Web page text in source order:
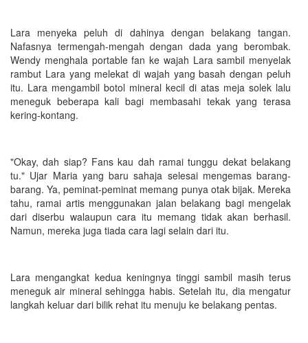
Lara menyeka peluh di dahinya dengan belakang tangan.
Nafasnya termengah-mengah dengan dada yang berombak.
Wendy menghala portable fan ke wajah Lara sambil menyelak
rambut Lara yang melekat di wajah yang basah dengan peluh
itu. Lara mengambil botol mineral kecil di atas meja solek lalu
meneguk beberapa kali bagi membasahi tekak yang terasa
kering-kontang.
"Okay, dah siap? Fans kau dah ramai tunggu dekat belakang
tu." Ujar Maria yang baru sahaja selesai mengemas barang-
barang. Ya, peminat-peminat memang punya otak bijak. Mereka
tahu, ramai artis menggunakan jalan belakang bagi mengelak
dari diserbu walaupun cara itu memang tidak akan berhasil.
Namun, mereka juga tiada cara lagi selain dari itu.
Lara mengangkat kedua keningnya tinggi sambil masih terus
meneguk air mineral sehingga habis. Setelah itu, dia mengatur
langkah keluar dari bilik rehat itu menuju ke belakang pentas.